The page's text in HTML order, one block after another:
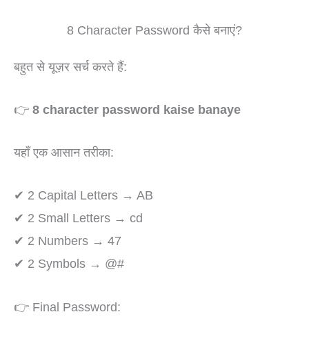
8 Character Password कैसे बनाएं?
बहुत से यूज़र सर्च करते हैं:
👉 8 character password kaise banaye
यहाँ एक आसान तरीका:
✔ 2 Capital Letters → AB
✔ 2 Small Letters → cd
✔ 2 Numbers → 47
✔ 2 Symbols → @#
👉 Final Password: